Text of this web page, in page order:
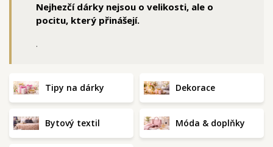
Nejhezčí dárky nejsou o velikosti, ale o
pocitu, který přinášejí.
.
Tipy na dárky Dekorace
Bytový textil Móda & doplňky